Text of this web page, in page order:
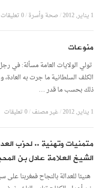
1 يناير, 2012 /صحة وأسرة/0 تعليقات
منوعات
تولي الولايات العامة مسألة: في
الكلف السلطانية ما جرت به
ذلك بحسب ما قدر …
1 يناير, 2012 /غير مصنف/0 تعليقات
متمنيات وتهنية .. لحزب
الشيخ العلامة عادل بن
هنيئا للعدالة بالنجاح فمغربنا